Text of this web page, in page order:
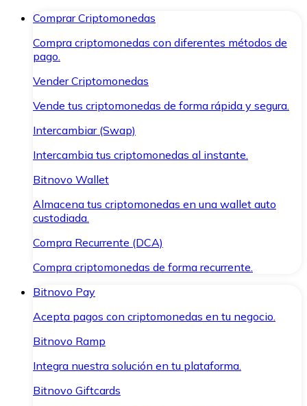
Comprar Criptomonedas
Compra criptomonedas con diferentes métodos de
pago.
Vender Criptomonedas
Vende tus criptomonedas de forma rápida y segura.
Intercambiar (Swap)
Intercambia tus criptomonedas al instante.
Bitnovo Wallet
Almacena tus criptomonedas en una wallet auto
custodiada.
Compra Recurrente (DCA)
Compra criptomonedas de forma recurrente.
Bitnovo Pay
Acepta pagos con criptomonedas en tu negocio.
Bitnovo Ramp
Integra nuestra solución en tu plataforma.
Bitnovo Giftcards